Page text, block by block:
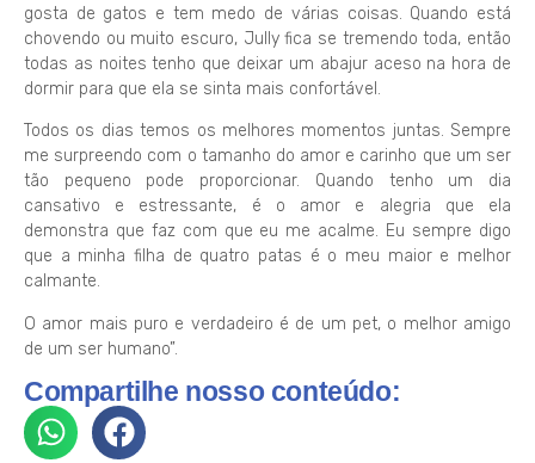
gosta de gatos e tem medo de várias coisas. Quando está
chovendo ou muito escuro, Jully fica se tremendo toda, então
todas as noites tenho que deixar um abajur aceso na hora de
dormir para que ela se sinta mais confortável.
Todos os dias temos os melhores momentos juntas. Sempre
me surpreendo com o tamanho do amor e carinho que um ser
tão pequeno pode proporcionar. Quando tenho um dia
cansativo e estressante, é o amor e alegria que ela
demonstra que faz com que eu me acalme. Eu sempre digo
que a minha filha de quatro patas é o meu maior e melhor
calmante.
O amor mais puro e verdadeiro é de um pet, o melhor amigo
de um ser humano”.
Compartilhe nosso conteúdo: